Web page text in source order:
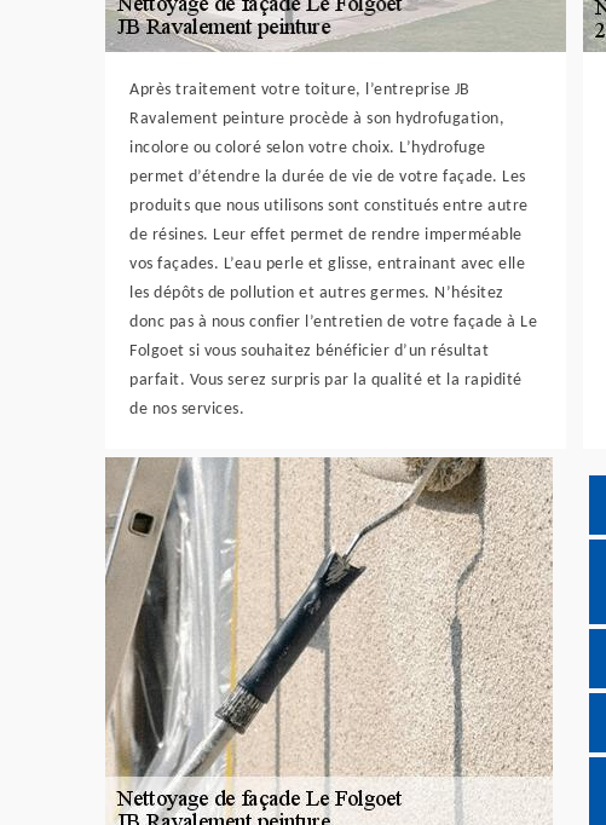
Après traitement votre toiture, l’entreprise JB
Ravalement peinture procède à son hydrofugation,
incolore ou coloré selon votre choix. L’hydrofuge
permet d’étendre la durée de vie de votre façade. Les
produits que nous utilisons sont constitués entre autre
de résines. Leur effet permet de rendre imperméable
vos façades. L’eau perle et glisse, entrainant avec elle
les dépôts de pollution et autres germes. N’hésitez
donc pas à nous confier l’entretien de votre façade à Le
Folgoet si vous souhaitez bénéficier d’un résultat
parfait. Vous serez surpris par la qualité et la rapidité
de nos services.